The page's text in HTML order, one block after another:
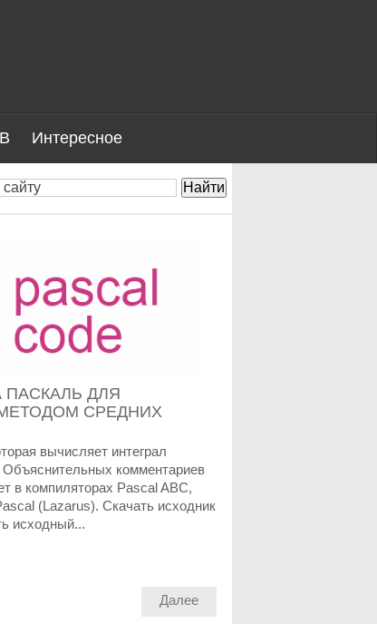
Интересное
ДЛЯ
СРЕДНИХ
вычисляет интеграл
комментариев
в компиляторах Pascal ABC,
(Lazarus). Скачать исходник
исходный...
Далее